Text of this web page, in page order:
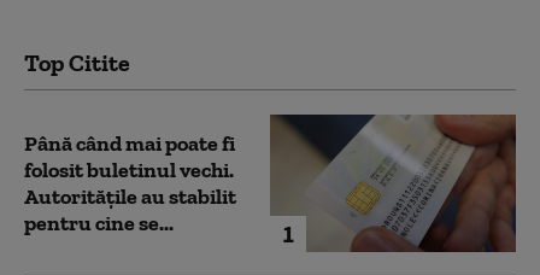
Top Citite
1
Până când mai poate fi
folosit buletinul vechi.
Autoritățile au stabilit
pentru cine se...